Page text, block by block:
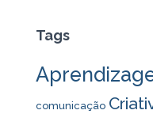
Tags
comunicação